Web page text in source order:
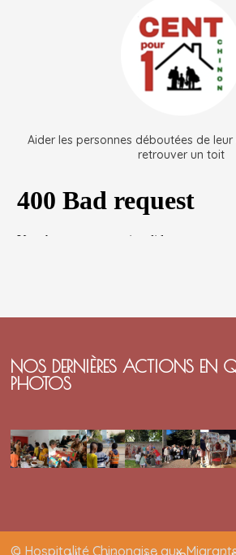
Aider les personnes déboutées de leur
retrouver un toit
NOS DERNIÈRES ACTIONS EN
PHOTOS
© Hospitalité Chinonaise aux